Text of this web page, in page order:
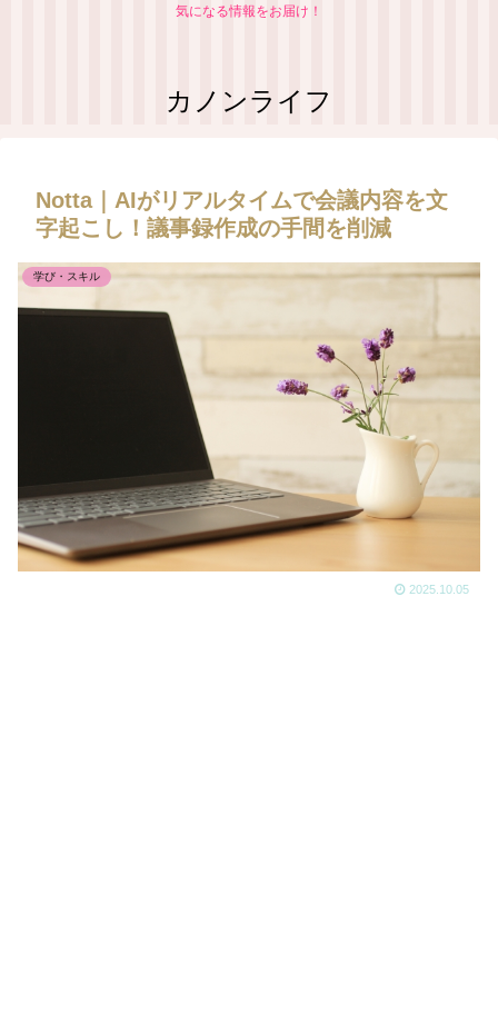
気になる情報をお届け！
カノンライフ
Notta｜AIがリアルタイムで会議内容を文
字起こし！議事録作成の手間を削減
学び・スキル
2025.10.05